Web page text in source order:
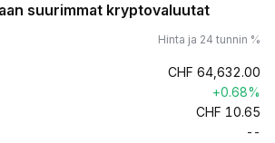
suurimmat kryptovaluutat
Hinta ja 24 tunnin %
CHF 64,632.00
+0.68%
CHF 10.65
--